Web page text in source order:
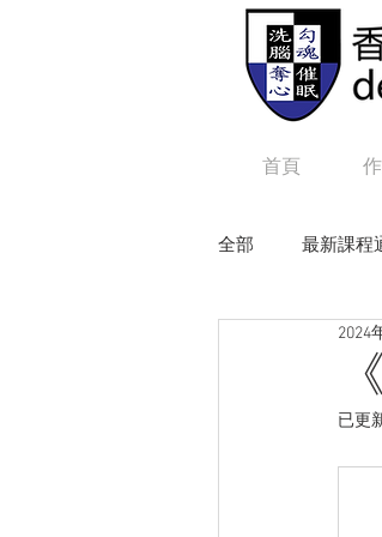
首頁
全部 最新課程
2024
已更